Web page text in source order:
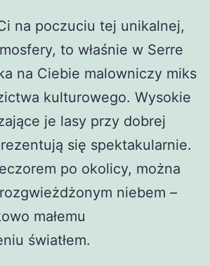
na poczuciu tej unikalnej,
to właśnie w Serre
na Ciebie malowniczy miks
kulturowego. Wysokie
je lasy przy dobrej
się spektakularnie.
po okolicy, można
niebem –
małemu
światłem.